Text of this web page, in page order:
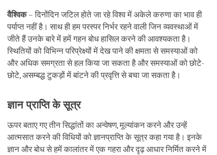
वैश्विक– दिनोंदिन जटिल होते जा रहे विश्व में अकेले करुणा का भाव ही
पर्याप्त नहीं है। साथ ही हम परस्पर निर्भर रहने वाली जिन व्यवस्थाओं में
जीते हैं उनके बारे में हमें गहन बोध हासिल करने की आवश्यकता है।
स्थितियों को विभिन्न परिप्रेक्ष्यों में देख पाने की क्षमता से समस्याओं को
और अधिक समग्रता से हल किया जा सकता है और समस्याओं को छोटे-
छोटे, असम्बद्ध टुकड़ों में बांटने की प्रवृत्ति से बचा जा सकता है।
ज्ञान प्राप्ति के सूत्र
ऊपर बताए गए तीन सिद्धांतों का अन्वेषण, मूल्यांकन करने और उन्हें
आत्मसात करने की विधियों को ज्ञानप्राप्ति के सूत्र कहा गया है। इनके
ज्ञान और बोध से हमें कालांतर में एक गहरा और दृढ़ आधार निर्मित करने में